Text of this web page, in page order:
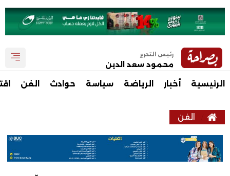
رئيس التحرير
محمود سعد الدين
الرئيسية أخبار الرياضة سياسة حوادث الفن
الفن